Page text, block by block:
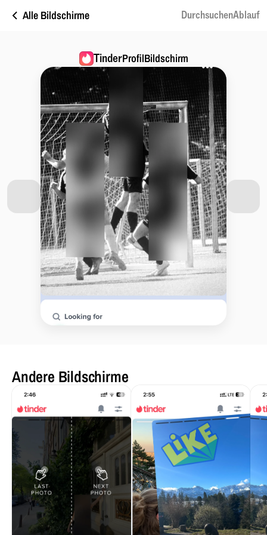
Alle Bildschirme DurchsuchenAblauf
TinderProfilBildschirm
Andere Bildschirme